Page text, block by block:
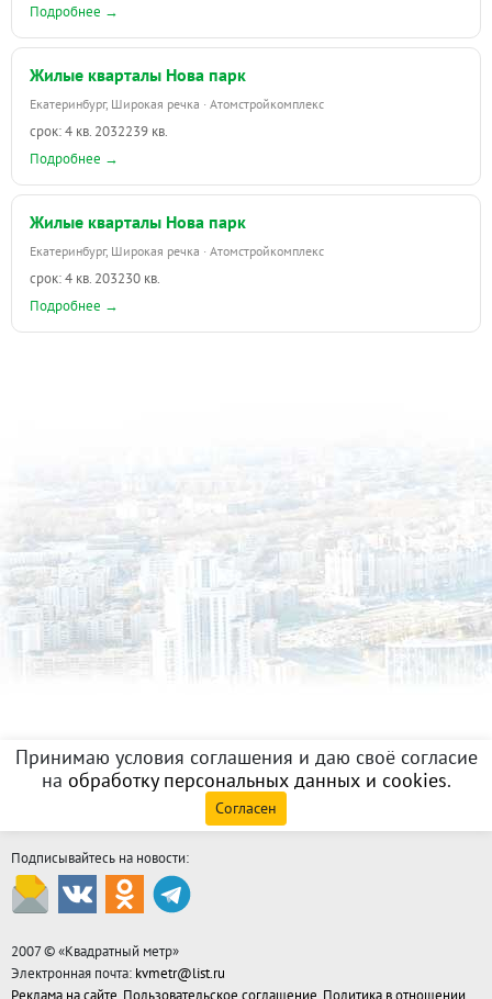
Подробнее →
Жилые кварталы Нова парк
Екатеринбург, Широкая речка · Атомстройкомплекс
срок: 4 кв. 2032239 кв.
Подробнее →
Жилые кварталы Нова парк
Екатеринбург, Широкая речка · Атомстройкомплекс
срок: 4 кв. 203230 кв.
Подробнее →
Принимаю условия соглашения и даю своё согласие
на обработку персональных данных и cookies.
Согласен
Подписывайтесь на новости:
2007 © «Квадратный метр»
Электронная почта: kvmetr@list.ru
Реклама на сайте Пользовательское соглашение Политика в отношении